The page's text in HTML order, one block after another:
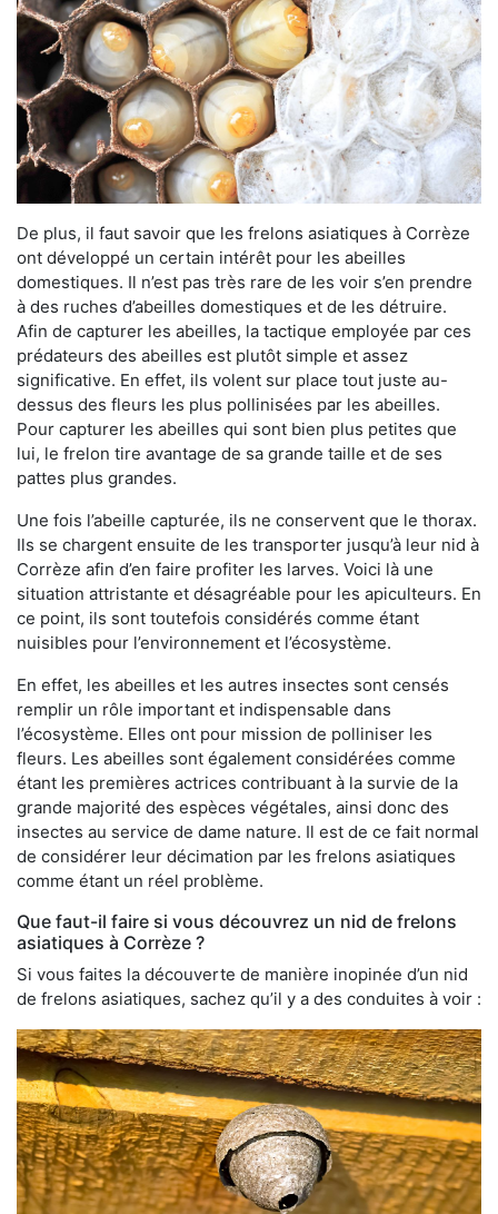
De plus, il faut savoir que les frelons asiatiques à Corrèze
ont développé un certain intérêt pour les abeilles
domestiques. Il n’est pas très rare de les voir s’en prendre
à des ruches d’abeilles domestiques et de les détruire.
Afin de capturer les abeilles, la tactique employée par ces
prédateurs des abeilles est plutôt simple et assez
significative. En effet, ils volent sur place tout juste au-
dessus des fleurs les plus pollinisées par les abeilles.
Pour capturer les abeilles qui sont bien plus petites que
lui, le frelon tire avantage de sa grande taille et de ses
pattes plus grandes.
Une fois l’abeille capturée, ils ne conservent que le thorax.
Ils se chargent ensuite de les transporter jusqu’à leur nid à
Corrèze afin d’en faire profiter les larves. Voici là une
situation attristante et désagréable pour les apiculteurs. En
ce point, ils sont toutefois considérés comme étant
nuisibles pour l’environnement et l’écosystème.
En effet, les abeilles et les autres insectes sont censés
remplir un rôle important et indispensable dans
l’écosystème. Elles ont pour mission de polliniser les
fleurs. Les abeilles sont également considérées comme
étant les premières actrices contribuant à la survie de la
grande majorité des espèces végétales, ainsi donc des
insectes au service de dame nature. Il est de ce fait normal
de considérer leur décimation par les frelons asiatiques
comme étant un réel problème.
Que faut-il faire si vous découvrez un nid de frelons
asiatiques à Corrèze ?
Si vous faites la découverte de manière inopinée d’un nid
de frelons asiatiques, sachez qu’il y a des conduites à voir :